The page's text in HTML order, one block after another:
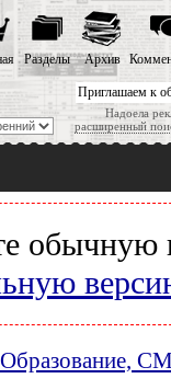
Приглашаем к
Надоела
расширенный
Разделы Архив
обычную